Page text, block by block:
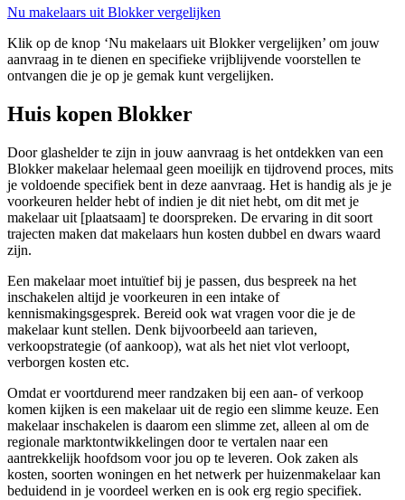
Nu makelaars uit Blokker vergelijken
Klik op de knop ‘Nu makelaars uit Blokker vergelijken’ om jouw
aanvraag in te dienen en specifieke vrijblijvende voorstellen te
ontvangen die je op je gemak kunt vergelijken.
Huis kopen Blokker
Door glashelder te zijn in jouw aanvraag is het ontdekken van een
Blokker makelaar helemaal geen moeilijk en tijdrovend proces, mits
je voldoende specifiek bent in deze aanvraag. Het is handig als je je
voorkeuren helder hebt of indien je dit niet hebt, om dit met je
makelaar uit [plaatsaam] te doorspreken. De ervaring in dit soort
trajecten maken dat makelaars hun kosten dubbel en dwars waard
zijn.
Een makelaar moet intuïtief bij je passen, dus bespreek na het
inschakelen altijd je voorkeuren in een intake of
kennismakingsgesprek. Bereid ook wat vragen voor die je de
makelaar kunt stellen. Denk bijvoorbeeld aan tarieven,
verkoopstrategie (of aankoop), wat als het niet vlot verloopt,
verborgen kosten etc.
Omdat er voortdurend meer randzaken bij een aan- of verkoop
komen kijken is een makelaar uit de regio een slimme keuze. Een
makelaar inschakelen is daarom een slimme zet, alleen al om de
regionale marktontwikkelingen door te vertalen naar een
aantrekkelijk hoofdsom voor jou op te leveren. Ook zaken als
kosten, soorten woningen en het netwerk per huizenmakelaar kan
beduidend in je voordeel werken en is ook erg regio specifiek.